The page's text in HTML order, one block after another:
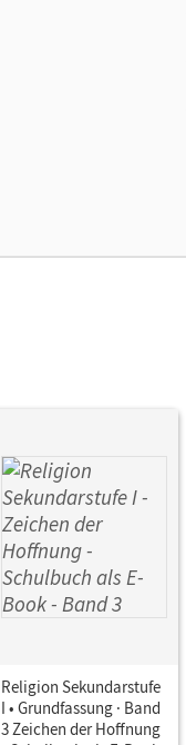
Religion Sekundarstufe
I • Grundfassung · Band
3 Zeichen der Hoffnung